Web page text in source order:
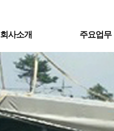
회사소개 주요업무